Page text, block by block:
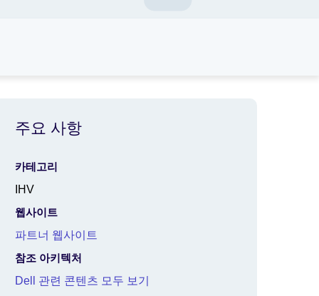
주요 사항
카테고리
IHV
웹사이트
파트너 웹사이트
참조 아키텍처
Dell 관련 콘텐츠 모두 보기